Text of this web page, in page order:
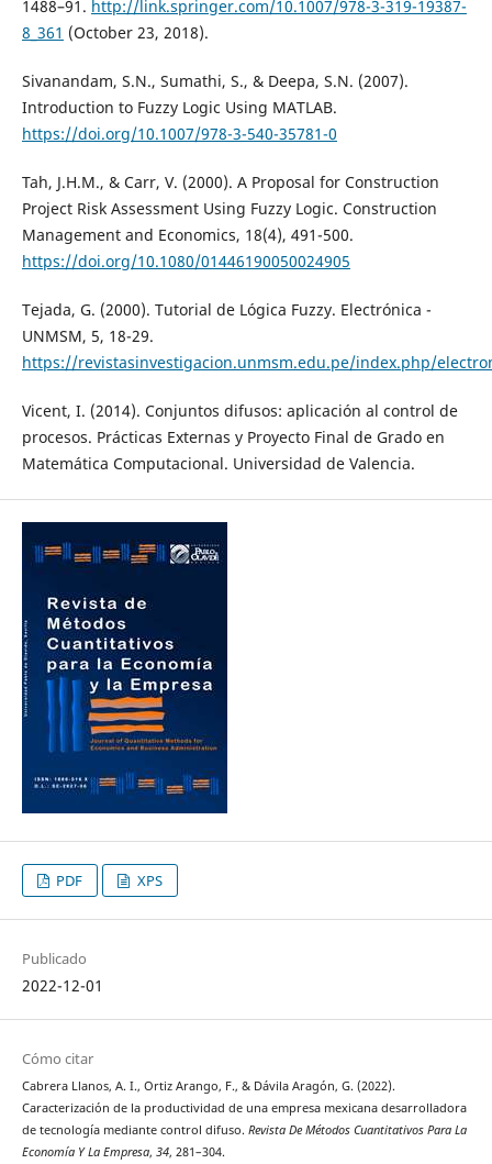
1488–91. http://link.springer.com/10.1007/978-3-319-19387-
8_361 (October 23, 2018).
Sivanandam, S.N., Sumathi, S., & Deepa, S.N. (2007).
Introduction to Fuzzy Logic Using MATLAB.
https://doi.org/10.1007/978-3-540-35781-0
Tah, J.H.M., & Carr, V. (2000). A Proposal for Construction
Project Risk Assessment Using Fuzzy Logic. Construction
Management and Economics, 18(4), 491-500.
https://doi.org/10.1080/01446190050024905
Tejada, G. (2000). Tutorial de Lógica Fuzzy. Electrónica -
UNMSM, 5, 18-29.
https://revistasinvestigacion.unmsm.edu.pe/index.php/
Vicent, I. (2014). Conjuntos difusos: aplicación al control de
procesos. Prácticas Externas y Proyecto Final de Grado en
Matemática Computacional. Universidad de Valencia.
PDF XPS
Publicado
2022-12-01
Cómo citar
Cabrera Llanos, A. I., Ortiz Arango, F., & Dávila Aragón, G. (2022).
Caracterización de la productividad de una empresa mexicana desarrolladora
de tecnología mediante control difuso. Revista De Métodos Cuantitativos Para La
Economía Y La Empresa, 34, 281–304.